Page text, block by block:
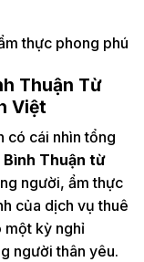
Thuận Từ
Việt
có cái nhìn tổng
Bình Thuận từ
người, ẩm thực
của dịch vụ thuê
một kỳ nghỉ
người thân yêu.